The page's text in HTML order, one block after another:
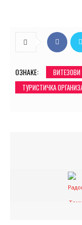
ОЗНАКЕ: ВИТЕЗОВИ
ТУРИСТИЧКА